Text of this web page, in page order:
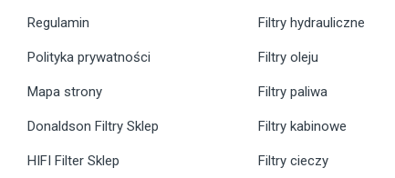
Regulamin
Polityka prywatności
Mapa strony
Donaldson Filtry Sklep
HIFI Filter Sklep
Filtry hydrauliczne
Filtry oleju
Filtry paliwa
Filtry kabinowe
Filtry cieczy